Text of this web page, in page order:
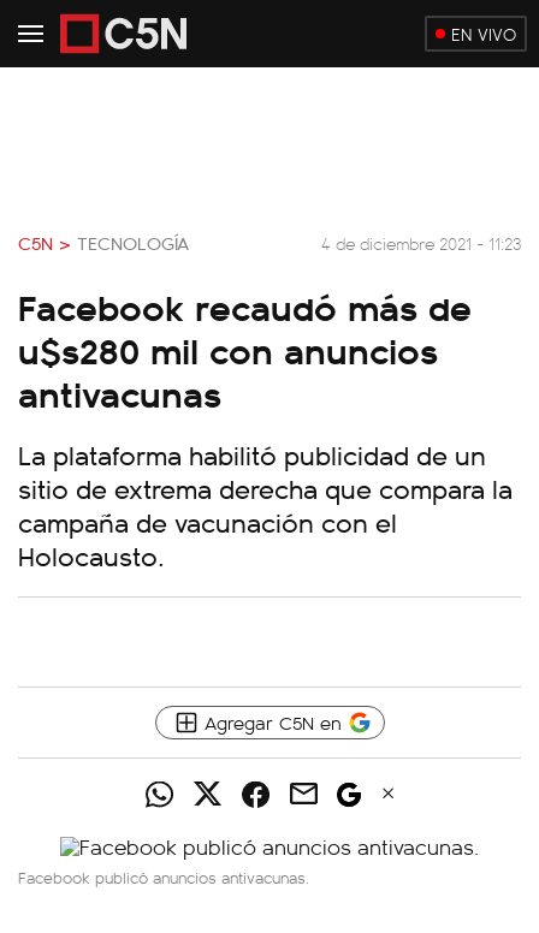
EN VIVO
C5N > TECNOLOGÍA 4 de diciembre 2021 - 11:23
Facebook recaudó más de
u$s280 mil con anuncios
antivacunas
La plataforma habilitó publicidad de un
sitio de extrema derecha que compara la
campaña de vacunación con el
Holocausto.
Agregar C5N en
Facebook publicó anuncios antivacunas.